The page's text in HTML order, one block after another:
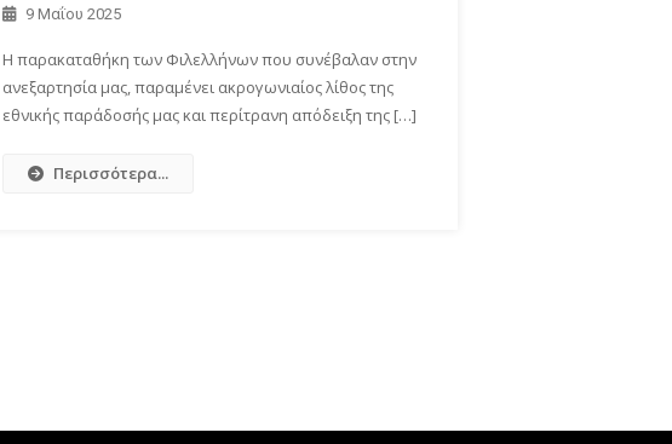
9 Μαΐου 2025
Η παρακαταθήκη των Φιλελλήνων που συνέβαλαν στην
ανεξαρτησία μας, παραμένει ακρογωνιαίος λίθος της
εθνικής παράδοσής μας και περίτρανη απόδειξη της […]
Περισσότερα...